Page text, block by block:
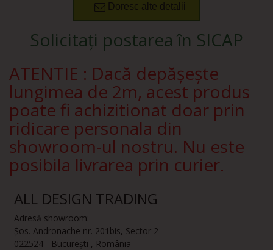
Doresc alte detalii
Solicitați postarea în SICAP
ATENTIE : Dacă depășește
lungimea de 2m, acest produs
poate fi achizitionat doar prin
ridicare personala din
showroom-ul nostru. Nu este
posibila livrarea prin curier.
ALL DESIGN TRADING
Adresă showroom:
Șos. Andronache nr. 201bis, Sector 2
022524 - București , România